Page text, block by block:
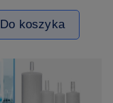
Do koszyka